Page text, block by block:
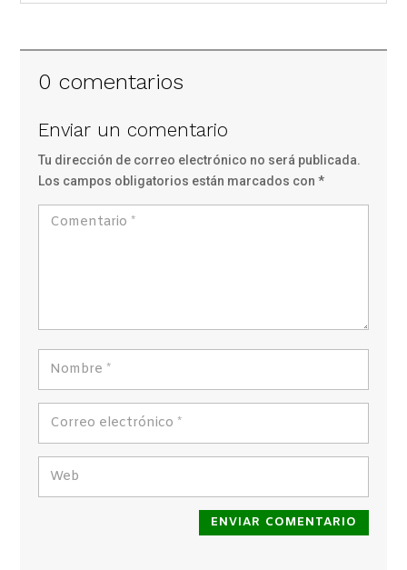
0 comentarios
Enviar un comentario
Tu dirección de correo electrónico no será publicada.
Los campos obligatorios están marcados con*
ENVIAR COMENTARIO